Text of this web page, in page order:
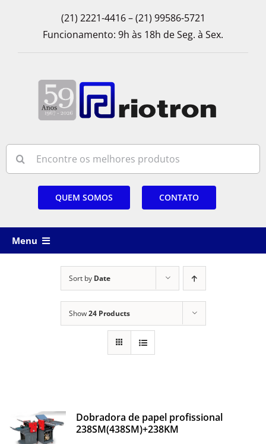
(21) 2221-4416 – (21) 99586-5721
Funcionamento: 9h às 18h de Seg. à Sex.
for:
QUEM SOMOS CONTATO
Menu
FRAGMENTADORAS
SCANNER
Sort by Date
Show24 Products
Dobradora de papel profissional
238SM(438SM)+238KM